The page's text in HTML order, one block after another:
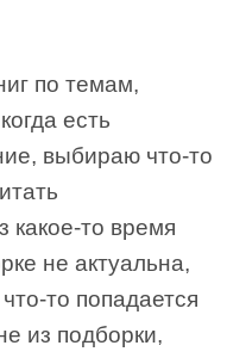
по темам,
есть
выбираю что-то
какое-то время
не актуальна,
то попадается
из подборки,